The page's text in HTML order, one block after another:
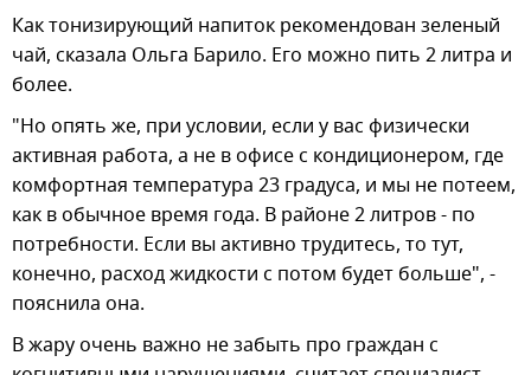
Как тонизирующий напиток рекомендован зеленый
чай, сказала Ольга Барило. Его можно пить 2 литра и
более.
"Но опять же, при условии, если у вас физически
активная работа, а не в офисе с кондиционером, где
комфортная температура 23 градуса, и мы не потеем,
как в обычное время года. В районе 2 литров - по
потребности. Если вы активно трудитесь, то тут,
конечно, расход жидкости с потом будет больше", -
пояснила она.
В жару очень важно не забыть про граждан с